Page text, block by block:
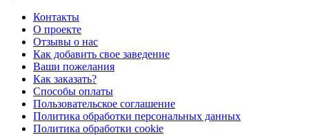
Контакты
О проекте
Отзывы о нас
Как добавить свое заведение
Ваши пожелания
Как заказать?
Способы оплаты
Пользовательское соглашение
Политика обработки персональных данных
Политика обработки cookie